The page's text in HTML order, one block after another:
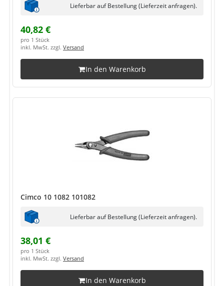
Lieferbar auf Bestellung (Lieferzeit anfragen).
40,82 €
pro 1 Stück
inkl. MwSt. zzgl. Versand
In den Warenkorb
Cimco 10 1082 101082
Lieferbar auf Bestellung (Lieferzeit anfragen).
38,01 €
pro 1 Stück
inkl. MwSt. zzgl. Versand
In den Warenkorb